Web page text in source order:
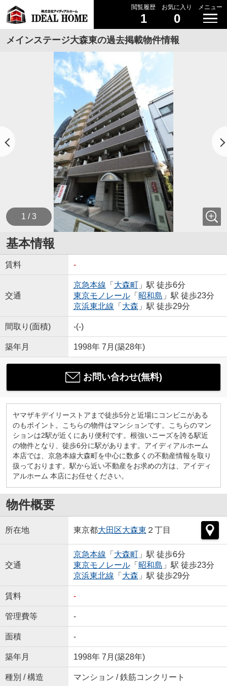
閲覧履歴
1
お気に入り
0
メニュー
メインステージ大森東の過去掲載物件情報
1 / 3
基本情報
賃料 -
交通
京急本線 「 大森町」駅 徒歩6分
東京モノレール「 昭和島 」駅 徒歩23分
京浜東北線 「 大森 」駅 徒歩29分
間取り(面積) -(-)
築年月 1998年 7月(築28年)
お問い合わせ(無料)
ヤマザキデイリーストアまで徒歩5分と近場にコンビニがある
のもポイント。こちらの物件はマンションです。こちらのマン
ションは2駅が近くにあり便利です。根強いニーズを誇る駅近
の物件となり、徒歩6分に駅があります。アイディアルホーム
本店では、京急本線大森町を中心に数多くの不動産情報を取り
扱っております。駅から近い不動産をお求めの方は、アイディ
アルホーム 本店にお任せください。
物件概要
所在地 東京都大田区大森東 ２丁目
交通
京急本線 「 大森町」駅 徒歩6分
東京モノレール「 昭和島 」駅 徒歩23分
京浜東北線 「 大森 」駅 徒歩29分
賃料 -
管理費等 -
面積 -
築年月 1998年 7月(築28年)
種別 / 構造 マンション / 鉄筋コンクリート